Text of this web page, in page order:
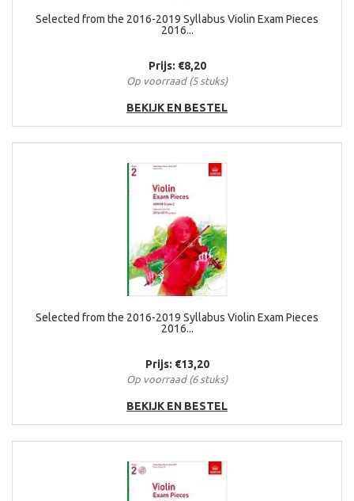
Selected from the 2016-2019 Syllabus Violin Exam Pieces
2016...
Prijs: €8,20
Op voorraad (5 stuks)
BEKIJK EN BESTEL
Selected from the 2016-2019 Syllabus Violin Exam Pieces
2016...
Prijs: €13,20
Op voorraad (6 stuks)
BEKIJK EN BESTEL